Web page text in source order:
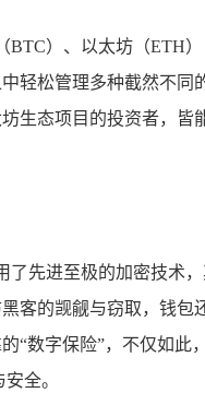
（BTC）、以太坊（ETH
轻松管理多种截然不
态项目的投资者，皆
先进至极的加密技术
客的觊觎与窃取，钱
数字保险”，不仅如此
全。